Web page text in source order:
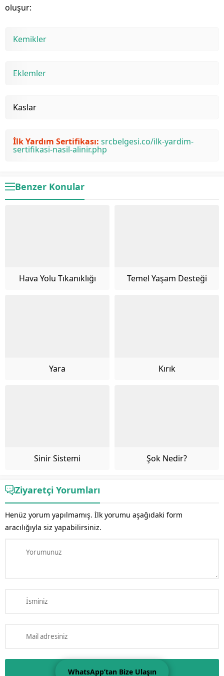
oluşur:
Kemikler
Eklemler
Kaslar
İlk Yardım Sertifikası: srcbelgesi.co/ilk-yardim-
sertifikasi-nasil-alinir.php
Benzer Konular
Hava Yolu Tıkanıklığı Temel Yaşam Desteği
Yara Kırık
Sinir Sistemi Şok Nedir?
Ziyaretçi Yorumları
Henüz yorum yapılmamış. İlk yorumu aşağıdaki form
aracılığıyla siz yapabilirsiniz.
WhatsApp’tan Bize Ulaşın